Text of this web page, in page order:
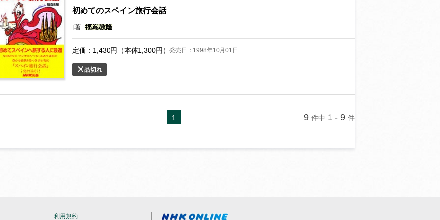
初めてのスペイン旅行会話
[著] 福嶌教隆
定価： 1,430円（本体1,300円） 発売日：1998年10月01日
品切れ
1 9 件中 1 - 9 件
利用規約